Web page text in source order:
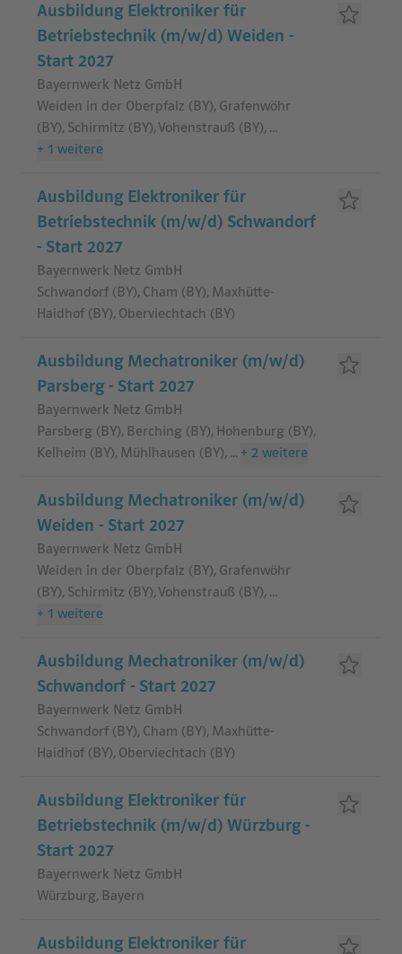
Ausbildung Elektroniker für
Betriebstechnik (m/w/d) Weiden -
Start 2027
Bayernwerk Netz GmbH
Weiden in der Oberpfalz (BY), Grafenwöhr
(BY), Schirmitz (BY), Vohenstrauß (BY), ...
+ 1 weitere
Ausbildung Elektroniker für
Betriebstechnik (m/w/d) Schwandorf
- Start 2027
Bayernwerk Netz GmbH
Schwandorf (BY), Cham (BY), Maxhütte-
Haidhof (BY), Oberviechtach (BY)
Ausbildung Mechatroniker (m/w/d)
Parsberg - Start 2027
Bayernwerk Netz GmbH
Parsberg (BY), Berching (BY), Hohenburg (BY),
Kelheim (BY), Mühlhausen (BY), ... + 2 weitere
Ausbildung Mechatroniker (m/w/d)
Weiden - Start 2027
Bayernwerk Netz GmbH
Weiden in der Oberpfalz (BY), Grafenwöhr
(BY), Schirmitz (BY), Vohenstrauß (BY), ...
+ 1 weitere
Ausbildung Mechatroniker (m/w/d)
Schwandorf - Start 2027
Bayernwerk Netz GmbH
Schwandorf (BY), Cham (BY), Maxhütte-
Haidhof (BY), Oberviechtach (BY)
Ausbildung Elektroniker für
Betriebstechnik (m/w/d) Würzburg -
Start 2027
Bayernwerk Netz GmbH
Würzburg, Bayern
Ausbildung Elektroniker für